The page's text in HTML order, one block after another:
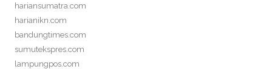
hariansumatra.com
harianikn.com
bandungtimes.com
sumutekspres.com
lampungpos.com